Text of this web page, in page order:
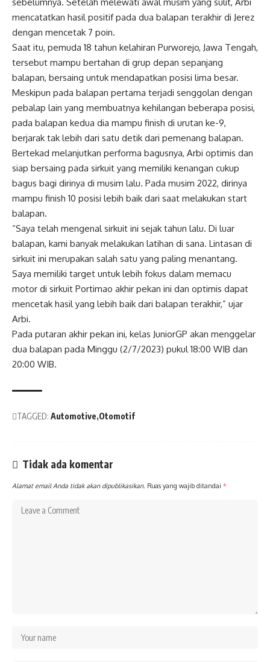
mencatatkan hasil positif pada dua balapan terakhir di Jerez
dengan mencetak 7 poin.
Saat itu, pemuda 18 tahun kelahiran Purworejo, Jawa Tengah,
tersebut mampu bertahan di grup depan sepanjang
balapan, bersaing untuk mendapatkan posisi lima besar.
Meskipun pada balapan pertama terjadi senggolan dengan
pebalap lain yang membuatnya kehilangan beberapa posisi,
pada balapan kedua dia mampu finish di urutan ke-9,
berjarak tak lebih dari satu detik dari pemenang balapan.
Bertekad melanjutkan performa bagusnya, Arbi optimis dan
siap bersaing pada sirkuit yang memiliki kenangan cukup
bagus bagi dirinya di musim lalu. Pada musim 2022, dirinya
mampu finish 10 posisi lebih baik dari saat melakukan start
balapan.
“Saya telah mengenal sirkuit ini sejak tahun lalu. Di luar
balapan, kami banyak melakukan latihan di sana. Lintasan di
sirkuit ini merupakan salah satu yang paling menantang.
Saya memiliki target untuk lebih fokus dalam memacu
motor di sirkuit Portimao akhir pekan ini dan optimis dapat
mencetak hasil yang lebih baik dari balapan terakhir,” ujar
Arbi.
Pada putaran akhir pekan ini, kelas JuniorGP akan menggelar
dua balapan pada Minggu (2/7/2023) pukul 18:00 WIB dan
20:00 WIB.
TAGGED: Automotive Otomotif
Tidak ada komentar
Alamat email Anda tidak akan dipublikasikan. Ruas yang wajib ditandai *